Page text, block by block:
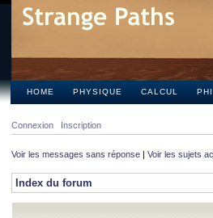
HOME PHYSIQUE CALCUL
Connexion Inscription
Voir les messages sans réponse | Voir les sujets
Index du forum